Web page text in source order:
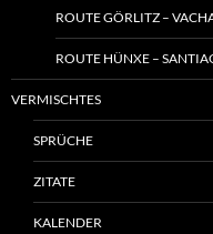
ROUTE GÖRLITZ –
ROUTE HÜNXE –
VERMISCHTES
SPRÜCHE
ZITATE
KALENDER